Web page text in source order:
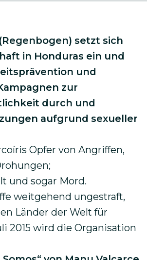
setzt sich
in Honduras ein und
und
zur
durch und
aufgrund sexueller
Opfer von Angriffen,
und sogar Mord.
weitgehend ungestraft,
Länder der Welt für
2015 wird die Organisation